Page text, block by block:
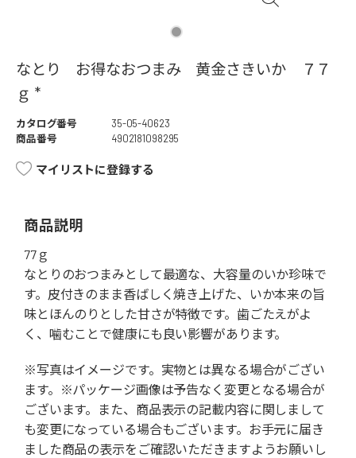
なとり お得なおつまみ 黄金さきいか ７７
ｇ *
カタログ番号
35-05-40623
商品番号
4902181098295
マイリストに登録する
商品説明
77ｇ
なとりのおつまみとして最適な、大容量のいか珍味で
す。皮付きのまま香ばしく焼き上げた、いか本来の旨
味とほんのりとした甘さが特徴です。歯ごたえがよ
く、噛むことで健康にも良い影響があります。
※写真はイメージです。実物とは異なる場合がござい
ます。※パッケージ画像は予告なく変更となる場合が
ございます。また、商品表示の記載内容に関しまして
も変更になっている場合もございます。お手元に届き
ました商品の表示をご確認いただきますようお願いし